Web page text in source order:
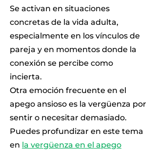
Se activan en situaciones
concretas de la vida adulta,
especialmente en los vínculos de
pareja y en momentos donde la
conexión se percibe como
incierta.
Otra emoción frecuente en el
apego ansioso es la vergüenza por
sentir o necesitar demasiado.
Puedes profundizar en este tema
en la vergüenza en el apego